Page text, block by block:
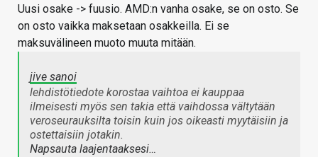
Uusi osake -> fuusio. AMD:n vanha osake, se on osto. Se
on osto vaikka maksetaan osakkeilla. Ei se
maksuvälineen muoto muuta mitään.
jive sanoi
lehdistötiedote korostaa vaihtoa ei kauppaa
ilmeisesti myös sen takia että vaihdossa vältytään
veroseurauksilta toisin kuin jos oikeasti myytäisiin ja
ostettaisiin jotakin.
Napsauta laajentaaksesi…